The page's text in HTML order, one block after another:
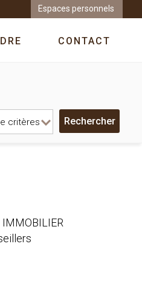
Espaces personnels
CONTACT